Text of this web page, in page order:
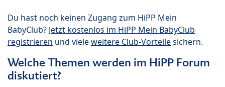
Du hast noch keinen Zugang zum HiPP Mein
BabyClub? Jetzt kostenlos im HiPP Mein BabyClub
registrieren und vieleweitere Club-Vorteilesichern.
Welche Themen werden im HiPP Forum
diskutiert?